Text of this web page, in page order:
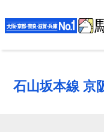
石山坂本線 京